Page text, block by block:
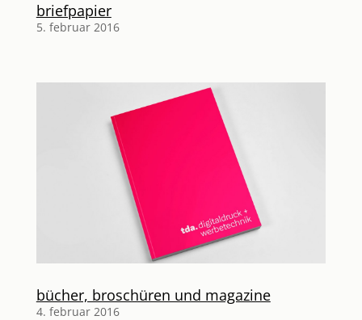
briefpapier
5. februar 2016
bücher, broschüren und magazine
4. februar 2016